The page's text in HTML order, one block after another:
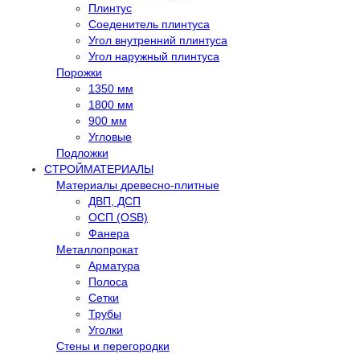
Плинтус
Соеденитель плинтуса
Угол внутренний плинтуса
Угол наружный плинтуса
Порожки
1350 мм
1800 мм
900 мм
Угловые
Подложки
СТРОЙМАТЕРИАЛЫ
Материалы древесно-плитные
ДВП, ДСП
ОСП (OSB)
Фанера
Металлопрокат
Арматура
Полоса
Сетки
Трубы
Уголки
Стены и перегородки